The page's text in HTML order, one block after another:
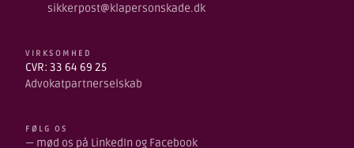
sikkerpost@klapersonskade.dk
VIRKSOMHED
CVR: 33 64 69 25
Advokatpartnerselskab
FØLG OS
— mød os på LinkedIn og Facebook